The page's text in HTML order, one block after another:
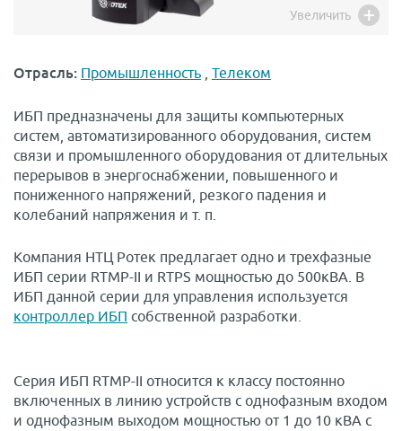
Увеличить
Отрасль: Промышленность Телеком
ИБП предназначены для защиты компьютерных
систем, автоматизированного оборудования, систем
связи и промышленного оборудования от длительных
перерывов в энергоснабжении, повышенного и
пониженного напряжений, резкого падения и
колебаний напряжения и т. п.
Компания НТЦ Ротек предлагает одно и трехфазные
ИБП серии RTMP-II и RTPS мощностью до 500кВА. В
ИБП данной серии для управления используется
контроллер ИБП собственной разработки.
Серия ИБП RTMP-II относится к классу постоянно
включенных в линию устройств с однофазным входом
и однофазным выходом мощностью от 1 до 10 кВА с